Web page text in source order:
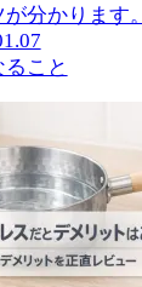
分かります。
こと